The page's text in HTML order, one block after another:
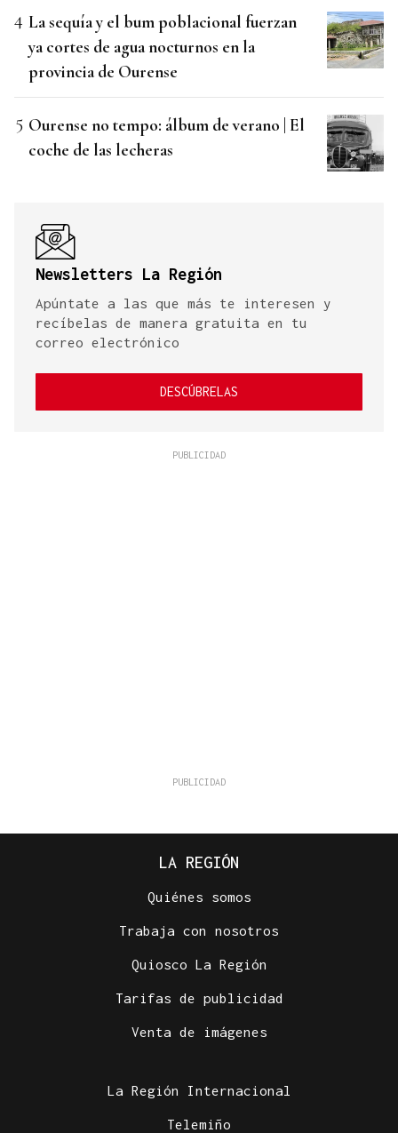
La sequía y el bum poblacional fuerzan
ya cortes de agua nocturnos en la
provincia de Ourense
Ourense no tempo: álbum de verano | El
coche de las lecheras
Newsletters La Región
Apúntate a las que más te interesen y
recíbelas de manera gratuita en tu
correo electrónico
DESCÚBRELAS
LA REGIÓN
Quiénes somos
Trabaja con nosotros
Quiosco La Región
Tarifas de publicidad
Venta de imágenes
La Región Internacional
Telemiño